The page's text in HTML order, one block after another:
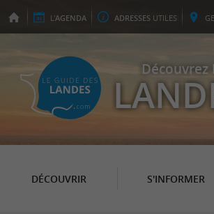
L'AGENDA ADRESSES UTILES
Découvrez
DÉCOUVRIR S'INFORMER